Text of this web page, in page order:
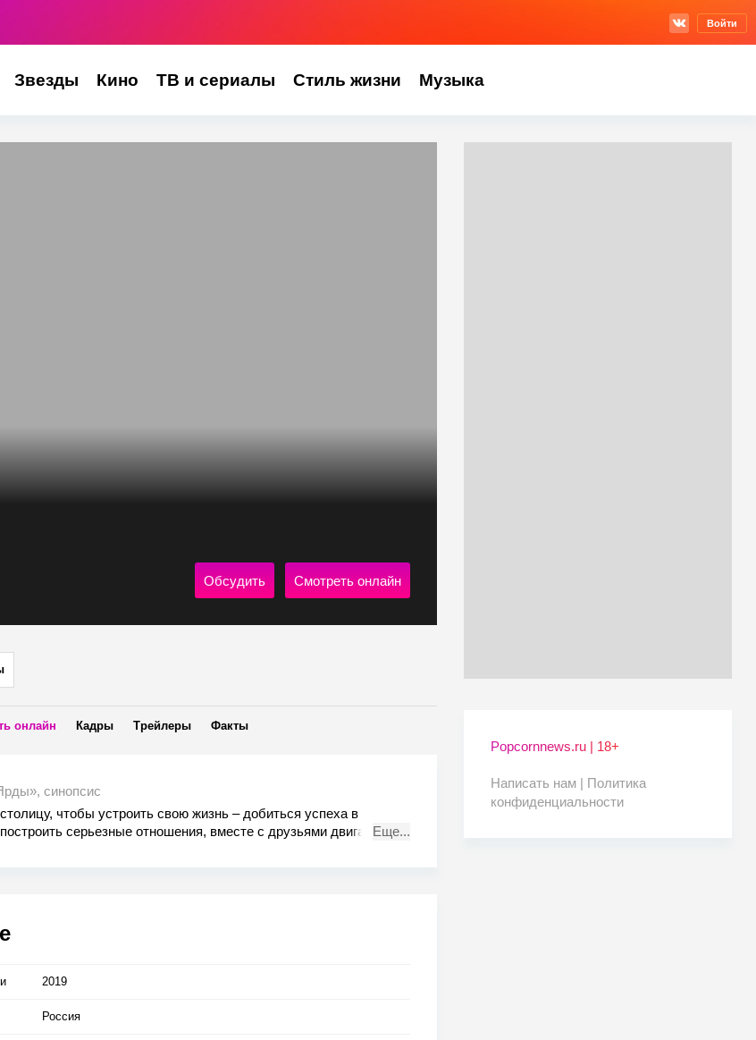
Войти
Звезды Кино ТВ и сериалы Стиль жизни Музыка
Обсудить Смотреть онлайн
онлайн Кадры Трейлеры Факты
синопсис
чтобы устроить свою жизнь – добиться успеха в
серьезные отношения, вместе с друзьями двигатьсяЕще...
2019
Россия
Popcornnews.ru | 18+
Написать нам | Политика
конфиденциальности